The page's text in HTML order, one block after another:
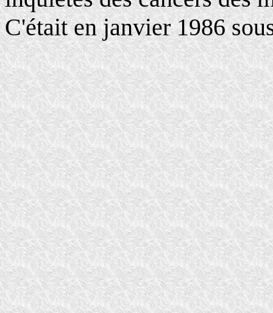
C'était en janvier 1986